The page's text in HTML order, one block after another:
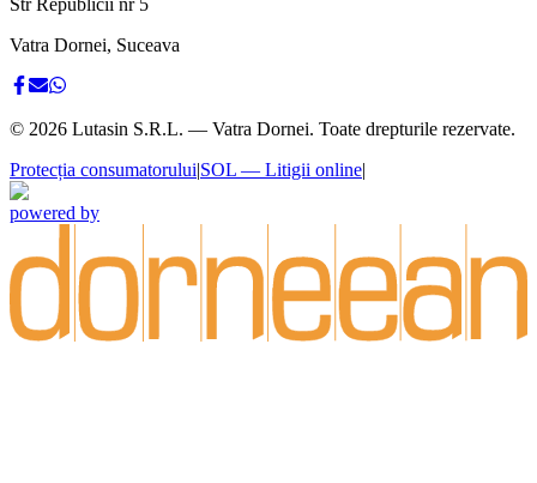
Str Republicii nr 5
Vatra Dornei, Suceava
© 2026 Lutasin S.R.L. — Vatra Dornei. Toate drepturile rezervate.
Protecția consumatorului|SOL — Litigii online|
powered by